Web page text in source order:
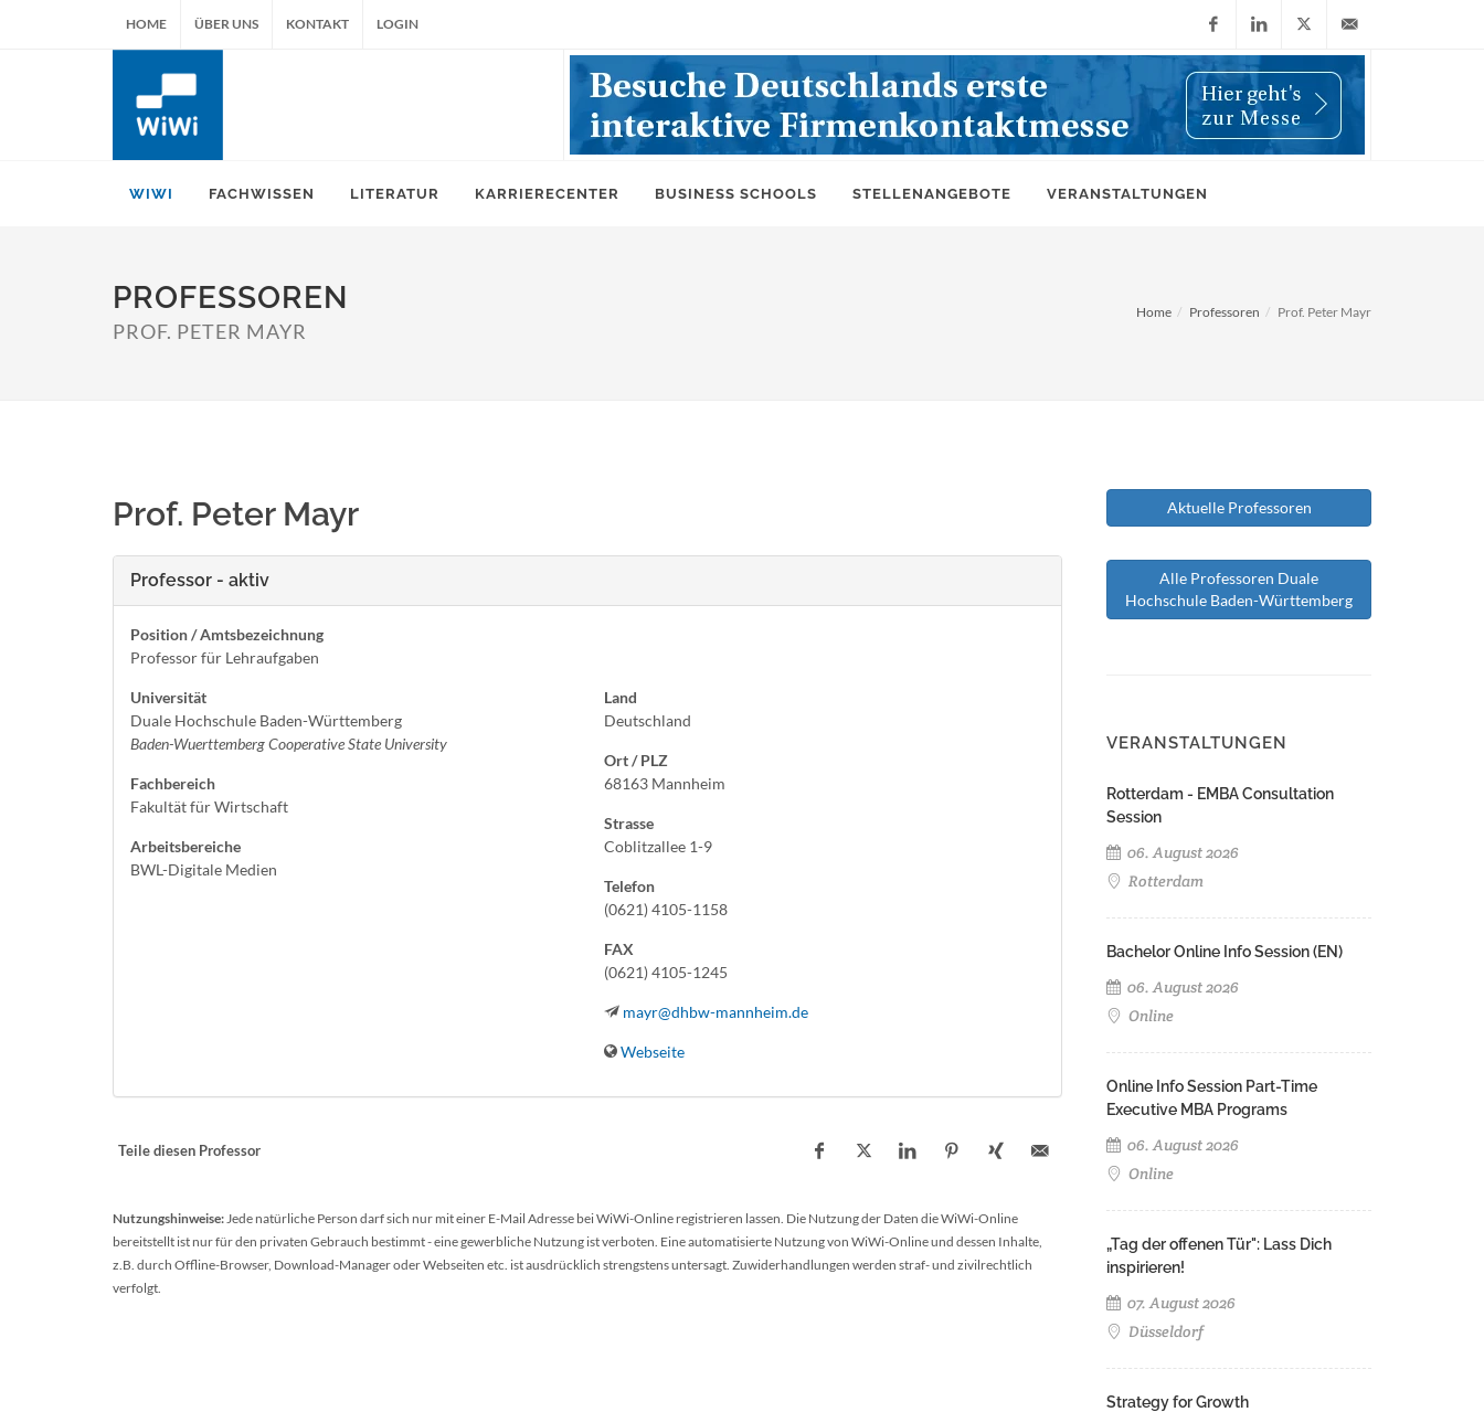
HOME ÜBER UNS KONTAKT LOGIN
FacebookLinkedIn
X
(Twitter)
info@wiwi-
WIWI FACHWISSEN LITERATUR KARRIERECENTER BUSINESS SCHOOLS STELLENANGEBOTE VERANSTALTUNGEN
PROFESSOREN
PROF. PETER MAYR
Home Professoren Prof. Peter Mayr
Prof. Peter Mayr
Professor - aktiv
Position / Amtsbezeichnung
Professor für Lehraufgaben
Universität
Duale Hochschule Baden-Württemberg
Baden-Wuerttemberg Cooperative State University
Fachbereich
Fakultät für Wirtschaft
Arbeitsbereiche
BWL-Digitale Medien
Land
Deutschland
Ort / PLZ
68163 Mannheim
Strasse
Coblitzallee 1-9
Telefon
(0621) 4105-1158
FAX
(0621) 4105-1245
mayr@dhbw-mannheim.de
Webseite
Teile diesen Professor
Nutzungshinweise:Jede natürliche Person darf sich nur mit einer E-Mail Adresse bei WiWi-Online registrieren lassen. Die Nutzung der Daten die WiWi-Online
bereitstellt ist nur für den privaten Gebrauch bestimmt - eine gewerbliche Nutzung ist verboten. Eine automatisierte Nutzung von WiWi-Online und dessen Inhalte,
z.B. durch Offline-Browser, Download-Manager oder Webseiten etc. ist ausdrücklich strengstens untersagt. Zuwiderhandlungen werden straf- und zivilrechtlich
verfolgt.
Aktuelle Professoren
Alle Professoren Duale
Hochschule Baden-Württemberg
VERANSTALTUNGEN
Rotterdam - EMBA Consultation
Session
06. August 2026
Rotterdam
Bachelor Online Info Session (EN)
06. August 2026
Online
Online Info Session Part-Time
Executive MBA Programs
06. August 2026
Online
„Tag der offenen Tür": Lass Dich
inspirieren!
07. August 2026
Düsseldorf
Strategy for Growth